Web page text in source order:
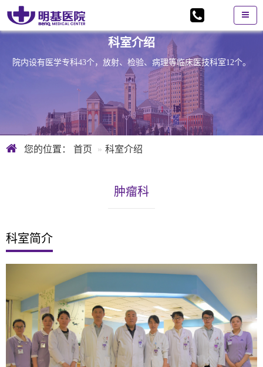
科室介绍
院内设有医学专科43个，放射、检验、病理等临床医技科室12个。
您的位置： 首页 科室介绍
肿瘤科
科室简介